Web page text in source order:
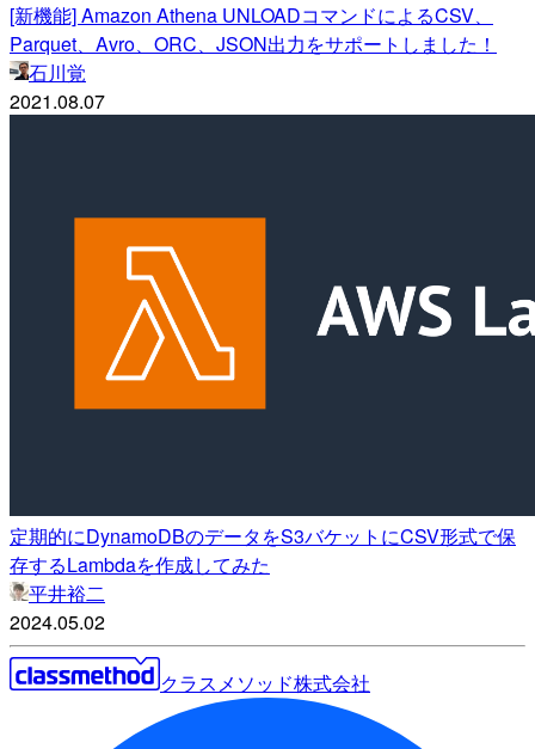
[新機能] Amazon Athena UNLOADコマンドによるCSV、
Parquet、Avro、ORC、JSON出力をサポートしました！
石川覚
2021.08.07
定期的にDynamoDBのデータをS3バケットにCSV形式で保
存するLambdaを作成してみた
平井裕二
2024.05.02
クラスメソッド株式会社